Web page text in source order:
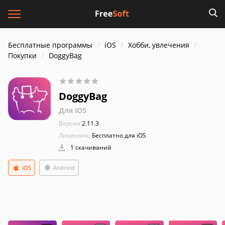
Бесплатные программы iOS
Хобби, увлечения
Покупки
DoggyBag
DoggyBag
Для iOS
Версия:2.11.3
Лицензия: Бесплатно для iOS
1 скачиваний
Android
iOS